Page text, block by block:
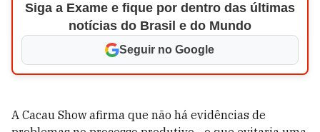
Siga a Exame e fique por dentro das últimas
notícias do Brasil e do Mundo
Seguir no Google
A Cacau Show afirma que não há evidências de